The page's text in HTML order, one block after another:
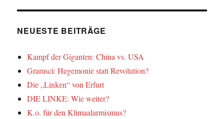
NEUESTE BEITRÄGE
Kampf der Giganten: China vs. USA
Gramsci: Hegemonie statt Revolution?
Die „Linken“ von Erfurt
DIE LINKE: Wie weiter?
K.o. für den Klimaalarmismus?